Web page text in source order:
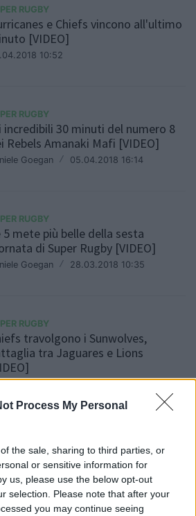
Process My Personal
the sale, sharing to third parties, or
or sensitive information for
us, please use the below opt-out
selection. Please note that after your
you may continue seeing
RUGBY
e Chiefs vincono all'ultimo
[VIDEO]
10:52
RUGBY
incredibili 30 minuti del numero 8
Rebels Amanaki Mafi [VIDEO]
Goegan / 05.04.2018 16:14
RUGBY
5 mete più belle della sesta
di Super Rugby [VIDEO]
Goegan / 28.03.2018 10:35
RUGBY
travolgono i Sunwolves,
tra Jaguares e Lions
Bill Williams fuori per 2 mesi
11:31